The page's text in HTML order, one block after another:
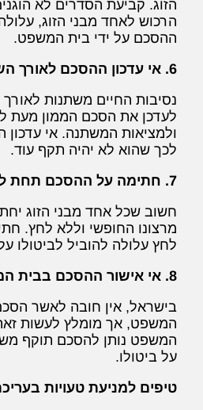
הזוג. קביעת הסדרים לא
הרכוש לאחד מבני הזוג,
ההסכם על ידי בית המשפט.
6. אי עדכון ההסכם לאורך השנים:
נסיבות החיים משתנות
לעדכן את הסכם הממון מעת
ולמציאות המשתנה. אי עדכון
לכך שהוא לא יהיה תקף עוד.
7. חתימה על ההסכם תחת לחץ:
חשוב שכל אחד מבני הזוג
מרצונו החופשי וללא לחץ.
לחץ עלולה להוביל לביטולו
8. אי אישור ההסכם בבית המשפט:
בישראל, אין חובה לאשר
המשפט, אך מומלץ לעשות
המשפט נותן להסכם תוקף
על ביטולו.
טיפים למניעת טעויות